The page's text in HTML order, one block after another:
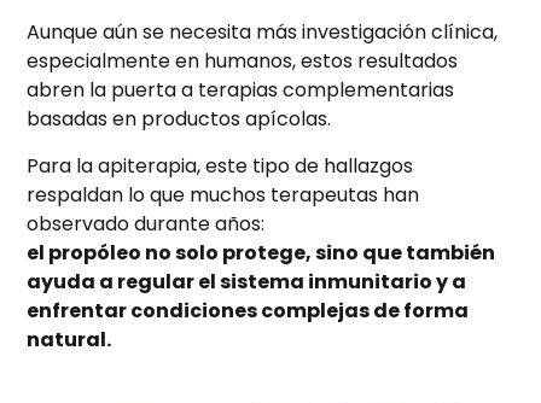
Aunque aún se necesita más investigación clínica,
especialmente en humanos, estos resultados
abren la puerta a terapias complementarias
basadas en productos apícolas.
Para la apiterapia, este tipo de hallazgos
respaldan lo que muchos terapeutas han
observado durante años:
el propóleo no solo protege, sino que también
ayuda a regular el sistema inmunitario y a
enfrentar condiciones complejas de forma
natural.